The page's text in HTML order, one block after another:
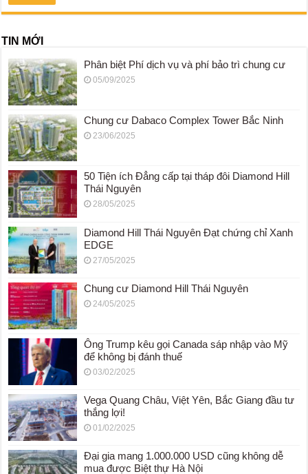
TIN MỚI
Phân biệt Phí dịch vụ và phí bảo trì chung cư
05/09/2025
Chung cư Dabaco Complex Tower Bắc Ninh
23/06/2025
50 Tiện ích Đẳng cấp tại tháp đôi Diamond Hill
Thái Nguyên
28/05/2025
Diamond Hill Thái Nguyên Đạt chứng chỉ Xanh
EDGE
27/05/2025
Chung cư Diamond Hill Thái Nguyên
24/05/2025
Ông Trump kêu gọi Canada sáp nhập vào Mỹ
để không bị đánh thuế
03/02/2025
Vega Quang Châu, Việt Yên, Bắc Giang đầu tư
thắng lợi!
01/02/2025
Đại gia mang 1.000.000 USD cũng không dễ
mua được Biệt thự Hà Nội